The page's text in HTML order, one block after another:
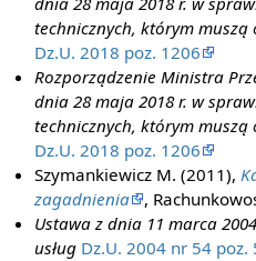
technicznych, którym
Dz.U. 2018 poz. 1206
Rozporządzenie Ministra
dnia 28 maja 2018 r. w
technicznych, którym
Dz.U. 2018 poz. 1206
Szymankiewicz M. (2011),
zagadnienia
,
Ustawa z dnia 11 marca
usług Dz.U. 2004 nr 54 poz.